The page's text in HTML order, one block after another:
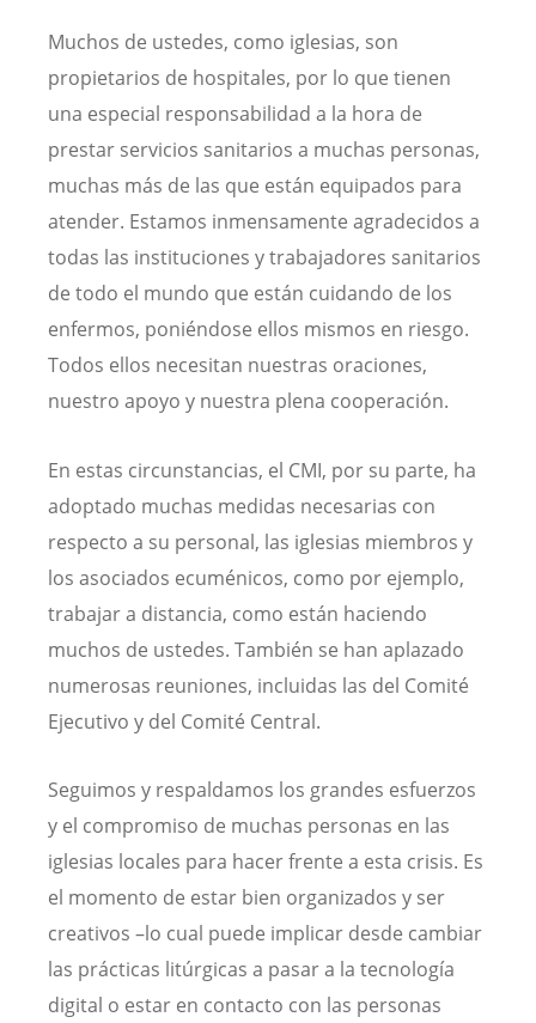
Muchos de ustedes, como iglesias, son
propietarios de hospitales, por lo que tienen
una especial responsabilidad a la hora de
prestar servicios sanitarios a muchas personas,
muchas más de las que están equipados para
atender. Estamos inmensamente agradecidos a
todas las instituciones y trabajadores sanitarios
de todo el mundo que están cuidando de los
enfermos, poniéndose ellos mismos en riesgo.
Todos ellos necesitan nuestras oraciones,
nuestro apoyo y nuestra plena cooperación.
En estas circunstancias, el CMI, por su parte, ha
adoptado muchas medidas necesarias con
respecto a su personal, las iglesias miembros y
los asociados ecuménicos, como por ejemplo,
trabajar a distancia, como están haciendo
muchos de ustedes. También se han aplazado
numerosas reuniones, incluidas las del Comité
Ejecutivo y del Comité Central.
Seguimos y respaldamos los grandes esfuerzos
y el compromiso de muchas personas en las
iglesias locales para hacer frente a esta crisis. Es
el momento de estar bien organizados y ser
creativos –lo cual puede implicar desde cambiar
las prácticas litúrgicas a pasar a la tecnología
digital o estar en contacto con las personas